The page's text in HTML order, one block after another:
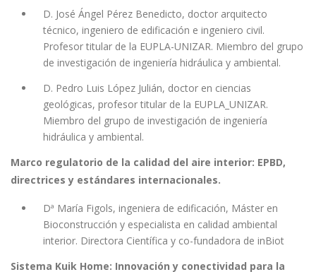
D. José Ángel Pérez Benedicto, doctor arquitecto
técnico, ingeniero de edificación e ingeniero civil.
Profesor titular de la EUPLA-UNIZAR. Miembro del grupo
de investigación de ingeniería hidráulica y ambiental.
D. Pedro Luis López Julián, doctor en ciencias
geológicas, profesor titular de la EUPLA_UNIZAR.
Miembro del grupo de investigación de ingeniería
hidráulica y ambiental.
Marco regulatorio de la calidad del aire interior: EPBD,
directrices y estándares internacionales.
Dª María Figols, ingeniera de edificación, Máster en
Bioconstrucción y especialista en calidad ambiental
interior. Directora Científica y co-fundadora de inBiot
Sistema Kuik Home: Innovación y conectividad para la